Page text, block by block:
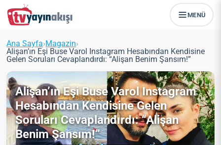
MENÜ
Ana Sayfa›Magazin›
Alişan’ın Eşi Buse Varol Instagram Hesabından Kendisine
Gelen Soruları Cevaplandırdı: “Alişan Benim Şansım!”
Alişan’ın Eşi Buse Varol Instagram
Hesabından Kendisine Gelen
Soruları Cevaplandırdı: “Alişan
Benim Şansım!”